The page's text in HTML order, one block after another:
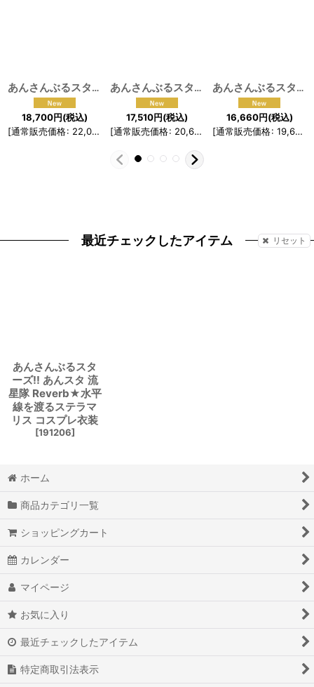
あんさんぶるスターズ！！ スカウト！ 恋こい喫茶 姫宮桃李 コスプレ衣装
18,700円(税込)
[通常販売価格: 22,000 円]
あんさんぶるスターズ！！アルバムシリーズ 『TRIP』 ALKALOID コスプレ衣装
17,510円(税込)
[通常販売価格: 20,600 円]
あんさんぶるスターズ！！分かれ道＊憧れた姿とフラッシュバック UNDEAD コスプレ衣装
16,660円(税込)
[通常販売価格: 19,600
最近チェックしたアイテム リセット
あんさんぶるスタ
ーズ!! あんスタ 流
星隊 Reverb★水平
線を渡るステラマ
リス コスプレ衣装
[191206]
ホーム
商品カテゴリ一覧
ショッピングカート
カレンダー
マイページ
お気に入り
最近チェックしたアイテム
特定商取引法表示